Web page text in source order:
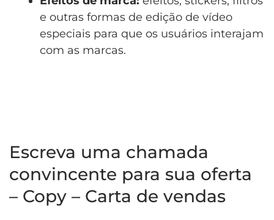
e outras formas de edição de vídeo
especiais para que os usuários interajam
com as marcas.
Escreva uma chamada
convincente para sua oferta
– Copy – Carta de vendas